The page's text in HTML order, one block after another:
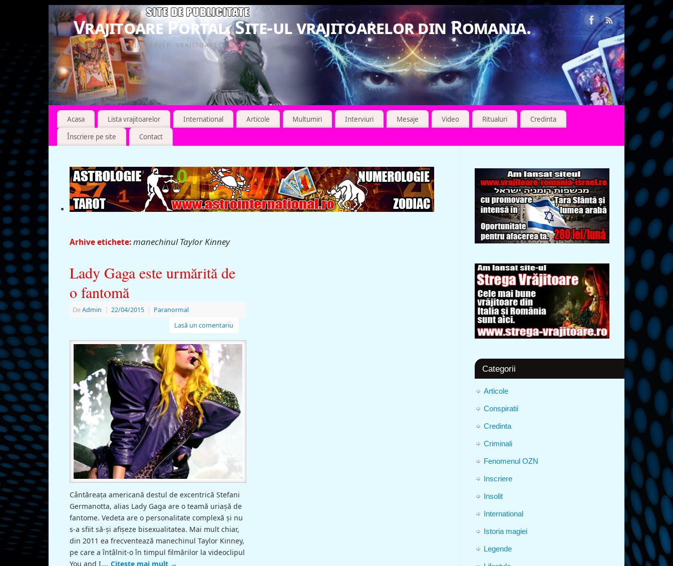
Vrajitoare Portal. Site-ul vrajitoarelor din Romania.
VRAJITOARE, VRAJITOARELE, VRAJITOARE
Acasa Lista vrajitoarelor International Articole Multumiri Interviuri Mesaje Video Ritualuri
Credinta
Înscriere pe site
Contact
Arhive etichete:manechinul Taylor Kinney
Lady Gaga este urmărită de
o fantomă
DeAdmin | 22/04/2015 | Paranormal
Lasă un comentariu
Cântăreaţa americană destul de excentrică Stefani
Germanotta, alias Lady Gaga are o teamă uriaşă de
fantome. Vedeta are o personalitate complexă şi nu
s-a sfiit să-şi afişeze bisexualitatea. Mai mult chiar,
din 2011 ea frecventează manechinul Taylor Kinney,
pe care a întâlnit-o în timpul filmărilor la videoclipul
You and I…. Citește mai mult →
Categorii
Articole
Conspiratii
Credinta
Criminali
Fenomenul OZN
Inscriere
Insolit
International
Istoria magiei
Legende